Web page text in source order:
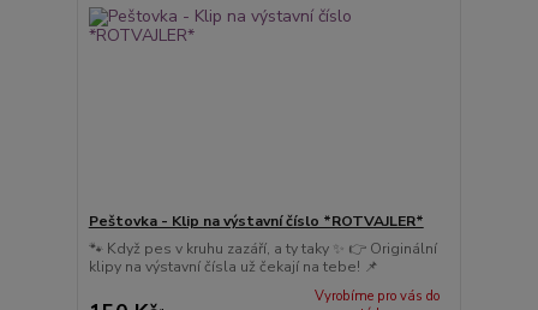
Peštovka - Klip na výstavní číslo *ROTVAJLER*
🐾 Když pes v kruhu zazáří, a ty taky ✨ 👉 Originální
klipy na výstavní čísla už čekají na tebe! 📌
Vyrobíme pro vás do